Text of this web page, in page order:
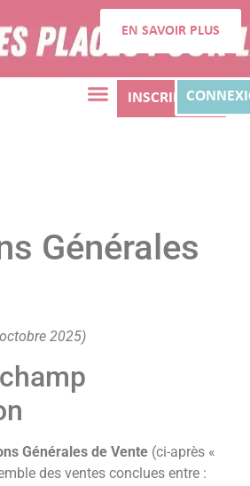
EN SAVOIR PLUS
INSCRIPTION
Générales
2025)
Générales de Vente (ci-après «
des ventes conclues entre :